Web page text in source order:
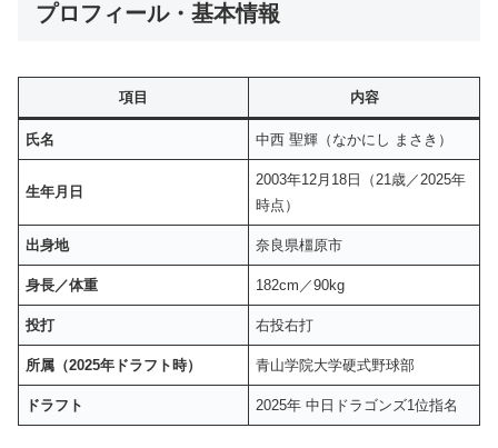
プロフィール・基本情報
項目 内容
氏名 中西 聖輝（なかにし まさき）
生年月日
2003年12月18日（21歳／2025年
時点）
出身地 奈良県橿原市
身長／体重 182cm／90kg
投打 右投右打
所属（2025年ドラフト時） 青山学院大学硬式野球部
ドラフト 2025年 中日ドラゴンズ1位指名